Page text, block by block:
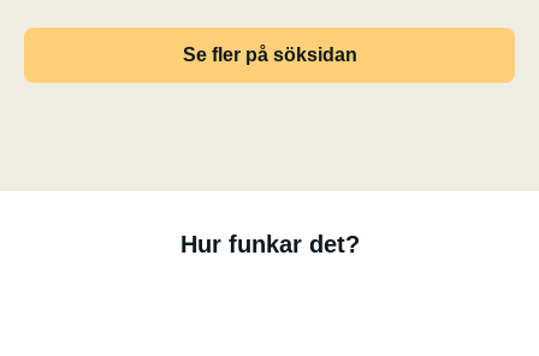
Se fler på söksidan
Hur funkar det?